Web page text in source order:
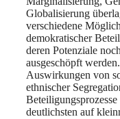
Globalisierung
verschiedene
demokratischer
deren Potenziale
ausgeschöpft
Auswirkungen von
ethnischer
deutlichsten auf